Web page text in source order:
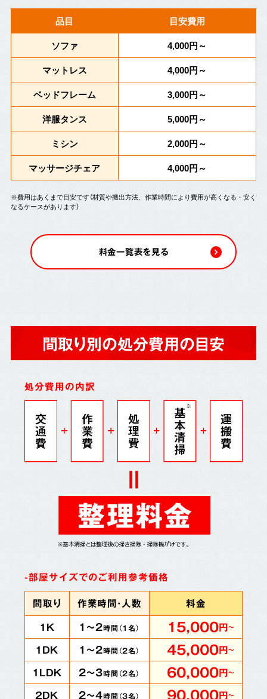
品目
目安費用
ソファ
4,000円～
マットレス
4,000円～
ベッドフレーム
3,000円～
洋服タンス
5,000円～
ミシン
2,000円～
マッサージチェア
4,000円～
※費用はあくまで目安です（材質や搬出方法、作業時間により費用が高くなる・安く
なるケースがあります）
料金一覧表を見る
間取り別の処分費用の目安
処分費用の内訳
-部屋サイズでのご利用参考価格
間取り
作業時間・人数
料金
1K
1～2時間（1名） 15,000円～
1DK 1～2時間（2名） 45,000円～
1LDK 2～3時間（2名） 60,000円～
2DK 2～4時間（3名） 90,000円～